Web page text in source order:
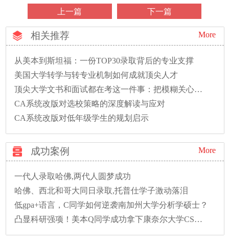
上一篇 下一篇
相关推荐 More
从美本到斯坦福：一份TOP30录取背后的专业支撑
美国大学转学与转专业机制如何成就顶尖人才
顶尖大学文书和面试都在考这一件事：把模糊关心变成精准问题
CA系统改版对选校策略的深度解读与应对
CA系统改版对低年级学生的规划启示
成功案例 More
一代人录取哈佛,两代人圆梦成功
哈佛、西北和哥大同日录取,托普仕学子激动落泪
低gpa+语言，C同学如何逆袭南加州大学分析学硕士？
凸显科研强项！美本Q同学成功拿下康奈尔大学CS硕士录取！